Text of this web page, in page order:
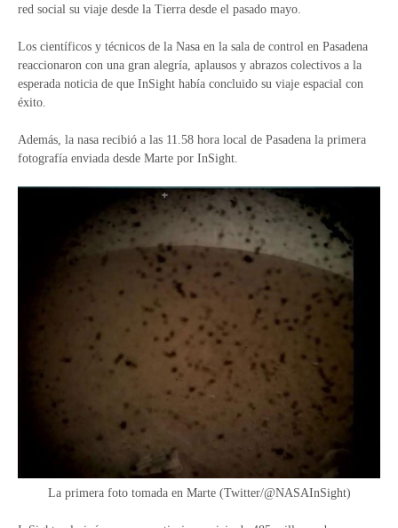
red social su viaje desde la Tierra desde el pasado mayo.
Los científicos y técnicos de la Nasa en la sala de control en Pasadena
reaccionaron con una gran alegría, aplausos y abrazos colectivos a la
esperada noticia de que InSight había concluido su viaje espacial con
éxito.
Además, la nasa recibió a las 11.58 hora local de Pasadena la primera
fotografía enviada desde Marte por InSight.
La primera foto tomada en Marte (Twitter/@NASAInSight)